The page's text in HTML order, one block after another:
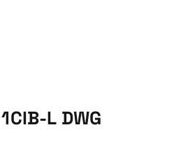
1CIB-L DWG